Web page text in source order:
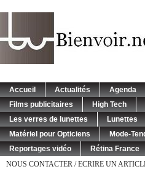
Accueil Actualités Agenda
Films publicitaires
High Tech
Les verres de lunettes
Lunettes
Matériel pour Opticiens
Mode-
Reportages vidéo
Rétina France
NOUS CONTACTER / ECRIRE UN